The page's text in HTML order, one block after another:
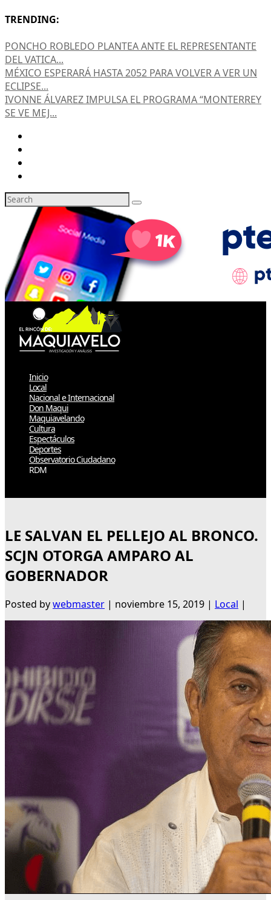
TRENDING:
PONCHO ROBLEDO PLANTEA ANTE EL REPRESENTANTE
DEL VATICA...
MÉXICO ESPERARÁ HASTA 2052 PARA VOLVER A VER UN
ECLIPSE...
IVONNE ÁLVAREZ IMPULSA EL PROGRAMA “MONTERREY
SE VE MEJ...
Inicio
Local
Nacional e Internacional
Don Maqui
Maquiavelando
Cultura
Espectáculos
Deportes
Observatorio Ciudadano
RDM
LE SALVAN EL PELLEJO AL BRONCO.
SCJN OTORGA AMPARO AL
GOBERNADOR
Posted bywebmaster | noviembre 15, 2019 | Local |